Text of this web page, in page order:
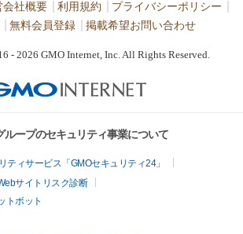
会社概要 利用規約
プライバシーポリシー
無料会員登録 掲載希望お問い合わせ
- 2026 GMO Internet, Inc. All Rights Reserved.
ループのセキュリティ事業について
ティサービス「GMOセキュリティ24」
サイトリスク診断
トボット